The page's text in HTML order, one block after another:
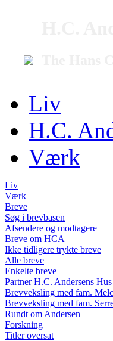
Liv
H.C.
Værk
Liv
Værk
Breve
Søg i brevbasen
Afsendere og modtagere
Breve om HCA
Ikke tidligere trykte breve
Alle breve
Enkelte breve
Partner H.C. Andersens Hus
Brevveksling med fam.
Brevveksling med fam.
Rundt om Andersen
Forskning
Titler oversat